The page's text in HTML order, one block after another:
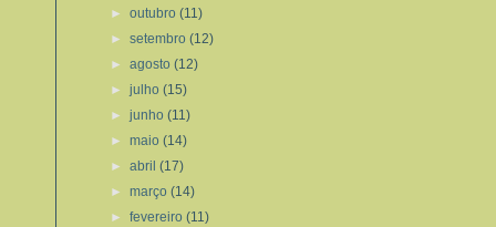
►outubro(11)
►setembro(12)
►agosto(12)
►julho(15)
►junho(11)
►maio(14)
►abril(17)
►março(14)
►fevereiro(11)